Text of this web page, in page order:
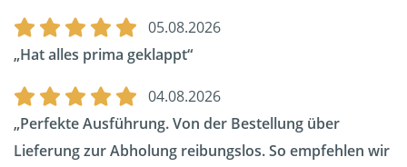
05.08.2026
Hat alles prima geklappt
04.08.2026
Perfekte Ausführung. Von der Bestellung über
Lieferung zur Abholung reibungslos. So empfehlen wir